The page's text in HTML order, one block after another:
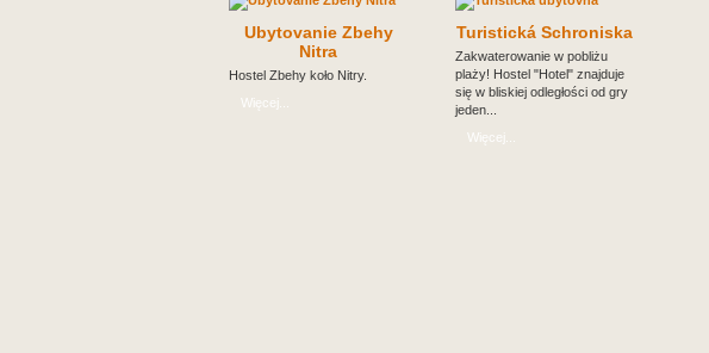
Ubytovanie Zbehy
Nitra
Hostel Zbehy koło Nitry.
Więcej...
Turistická Schroniska
Zakwaterowanie w pobliżu
plaży! Hostel "Hotel" znajduje
się w bliskiej odległości od gry
jeden...
Więcej...